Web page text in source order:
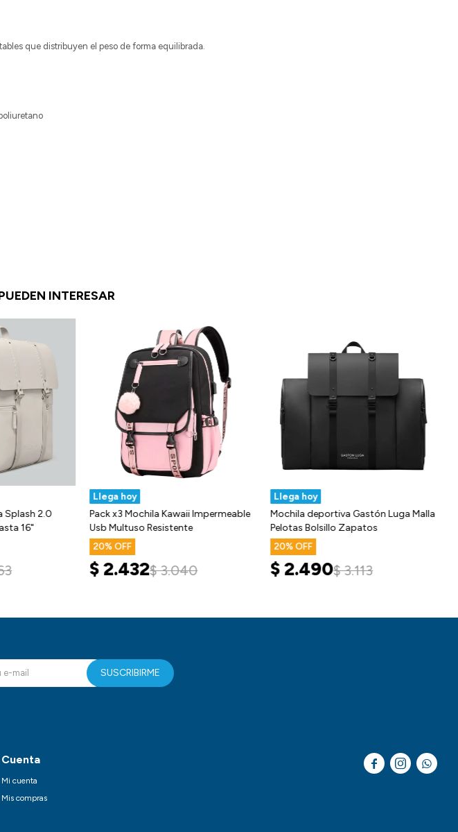
que distribuyen el peso de forma equilibrada.
INTERESAR
Splash 2.0
16"
Llega hoy
Pack x3 Mochila Kawaii Impermeable
Usb Multuso Resistente
20
$2.432$ 3.040
Llega hoy
Mochila deportiva Gastón Luga Malla
Pelotas Bolsillo Zapatos
20
$2.490$ 3.113
Cuenta
Mi cuenta
Mis compras
SUSCRIBIRME
  